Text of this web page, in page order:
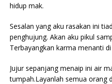
hidup mak.
Sesalan yang aku rasakan ini
penghujung. Akan aku pikul
Terbayangkan karma menanti
Jujur sepanjang menaip ini air
tumpah.Layanlah semua orang